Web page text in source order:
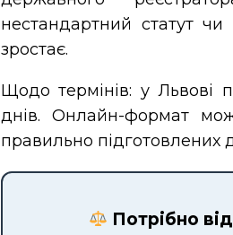
нестандартний статут чи
зростає.
Щодо термінів: у Львові
днів. Онлайн-формат
правильно підготовлених
Потрібно